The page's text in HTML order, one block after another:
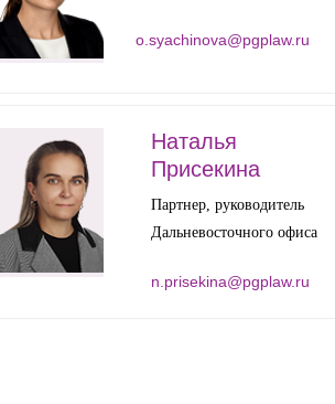
o.syachinova@pgplaw.ru
Наталья
Присекина
Партнер, руководитель
Дальневосточного офиса
n.prisekina@pgplaw.ru